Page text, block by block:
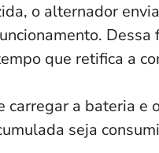
o alternador
Dessa
que retifica a
a bateria e
seja